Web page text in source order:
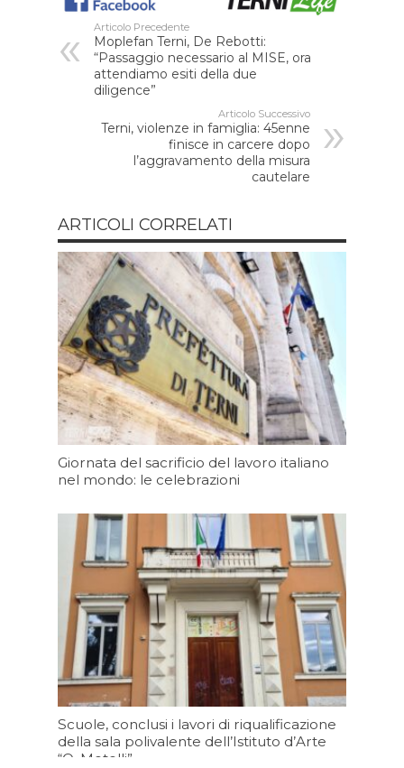
Articolo Precedente
Moplefan Terni, De Rebotti:
“Passaggio necessario al MISE, ora
attendiamo esiti della due
diligence”
Articolo Successivo
Terni, violenze in famiglia: 45enne
finisce in carcere dopo
l’aggravamento della misura
cautelare
ARTICOLI CORRELATI
Giornata del sacrificio del lavoro italiano
nel mondo: le celebrazioni
Scuole, conclusi i lavori di riqualificazione
della sala polivalente dell’Istituto d’Arte
“O. Metelli”